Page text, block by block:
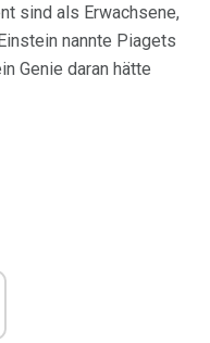
sind als Erwachsene,
nannte Piagets
Genie daran hätte